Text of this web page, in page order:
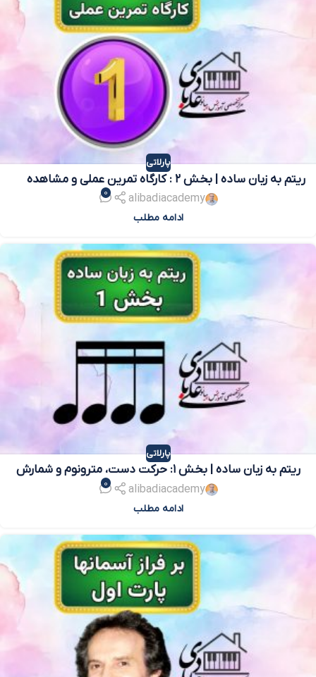
پارلاتی
ریتم به زبان ساده | بخش ۲ : کارگاه تمرین عملی و مشاهده
alibadiacademy
0
ادامه مطلب
پارلاتی
ریتم به زبان ساده | بخش ۱: حرکت دست، مترونوم و شمارش
alibadiacademy
0
ادامه مطلب